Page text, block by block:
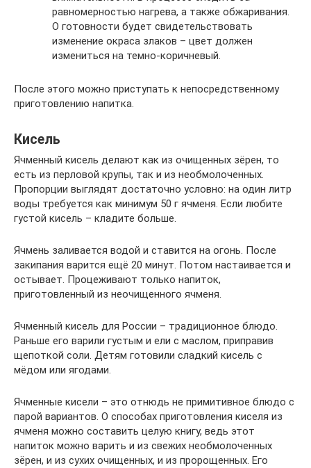
равномерностью нагрева, а также обжаривания.
О готовности будет свидетельствовать
изменение окраса злаков – цвет должен
измениться на темно-коричневый.
После этого можно приступать к непосредственному
приготовлению напитка.
Кисель
Ячменный кисель делают как из очищенных зёрен, то
есть из перловой крупы, так и из необмолоченных.
Пропорции выглядят достаточно условно: на один литр
воды требуется как минимум 50 г ячменя. Если любите
густой кисель – кладите больше.
Ячмень заливается водой и ставится на огонь. После
закипания варится ещё 20 минут. Потом настаивается и
остывает. Процеживают только напиток,
приготовленный из неочищенного ячменя.
Ячменный кисель для России – традиционное блюдо.
Раньше его варили густым и ели с маслом, приправив
щепоткой соли. Детям готовили сладкий кисель с
мёдом или ягодами.
Ячменные кисели – это отнюдь не примитивное блюдо с
парой вариантов. О способах приготовления киселя из
ячменя можно составить целую книгу, ведь этот
напиток можно варить и из свежих необмолоченных
зёрен, и из сухих очищенных, и из пророщенных. Его